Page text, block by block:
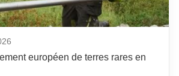
européen de terres rares en